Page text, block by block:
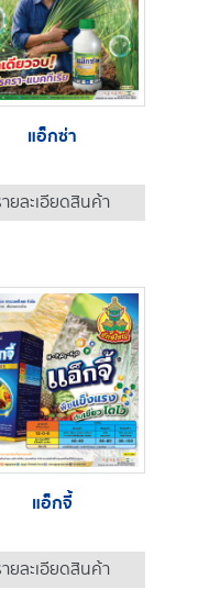
แอ็กซ่า
ยละเอียดสินค้า
แอ็กจี้
ยละเอียดสินค้า